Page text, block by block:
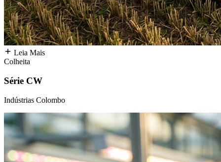
Leia Mais
Colheita
Série CW
Indústrias Colombo